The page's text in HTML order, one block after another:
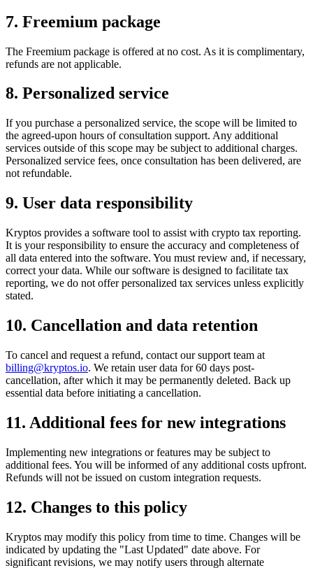
7. Freemium package
The Freemium package is offered at no cost. As it is complimentary,
refunds are not applicable.
8. Personalized service
If you purchase a personalized service, the scope will be limited to
the agreed-upon hours of consultation support. Any additional
services outside of this scope may be subject to additional charges.
Personalized service fees, once consultation has been delivered, are
not refundable.
9. User data responsibility
Kryptos provides a software tool to assist with crypto tax reporting.
It is your responsibility to ensure the accuracy and completeness of
all data entered into the software. You must review and, if necessary,
correct your data. While our software is designed to facilitate tax
reporting, we do not offer personalized tax services unless explicitly
stated.
10. Cancellation and data retention
To cancel and request a refund, contact our support team at
billing@kryptos.io. We retain user data for 60 days post-
cancellation, after which it may be permanently deleted. Back up
essential data before initiating a cancellation.
11. Additional fees for new integrations
Implementing new integrations or features may be subject to
additional fees. You will be informed of any additional costs upfront.
Refunds will not be issued on custom integration requests.
12. Changes to this policy
Kryptos may modify this policy from time to time. Changes will be
indicated by updating the "Last Updated" date above. For
significant revisions, we may notify users through alternate